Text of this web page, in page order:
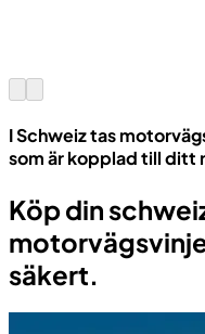
I Schweiz tas
som är kopplad till ditt
Köp din
säkert.